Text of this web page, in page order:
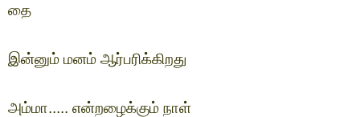
தை
இன்னும் மனம் ஆர்பரிக்கிறது
அம்மா..... என்றழைக்கும் நாள்